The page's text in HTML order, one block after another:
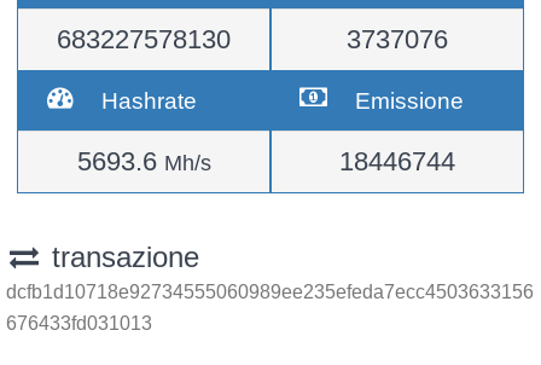
683227578130 3737076
Hashrate
5693.6 Mh/s
Emissione
18446744
transazione
dcfb1d10718e92734555060989ee235efeda7ecc4503633156
676433fd031013